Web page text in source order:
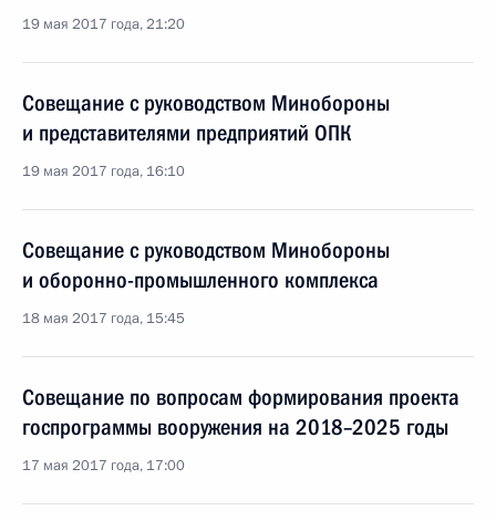
19 мая 2017 года, 21:20
Совещание с руководством Минобороны
и представителями предприятий ОПК
19 мая 2017 года, 16:10
Совещание с руководством Минобороны
и оборонно-промышленного комплекса
18 мая 2017 года, 15:45
Совещание по вопросам формирования проекта
госпрограммы вооружения на 2018–2025 годы
17 мая 2017 года, 17:00